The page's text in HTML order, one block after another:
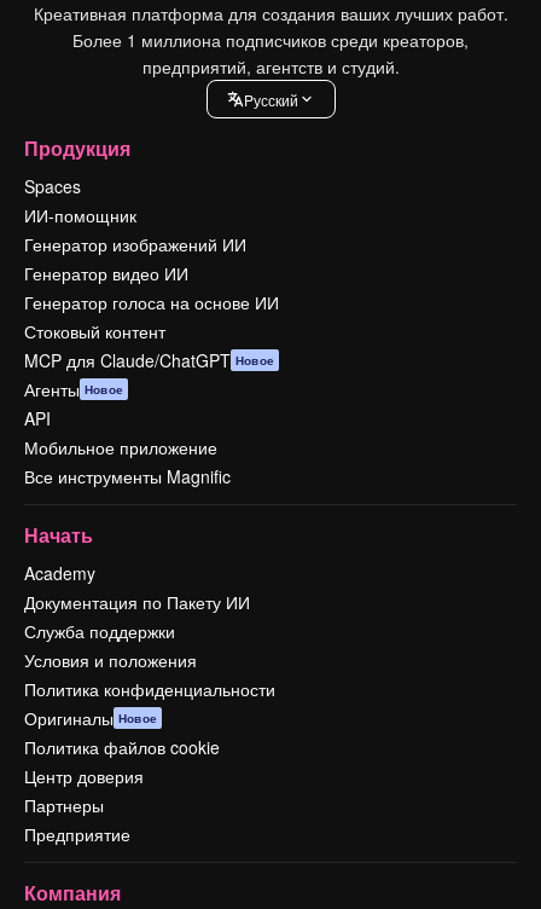
Креативная платформа для создания ваших лучших работ.
Более 1 миллиона подписчиков среди креаторов,
предприятий, агентств и студий.
Pусский
Продукция
Spaces
ИИ-помощник
Генератор изображений ИИ
Генератор видео ИИ
Генератор голоса на основе ИИ
Стоковый контент
MCP для Claude/ChatGPT Новое
Агенты Новое
API
Мобильное приложение
Все инструменты Magnific
Начать
Academy
Документация по Пакету ИИ
Служба поддержки
Условия и положения
Политика конфиденциальности
Оригиналы Новое
Политика файлов cookie
Центр доверия
Партнеры
Предприятие
Компания